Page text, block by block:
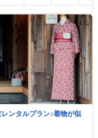
ンタルプラン♪着物が似